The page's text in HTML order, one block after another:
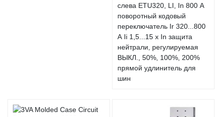
слева ETU320, LI, In 800 А
поворотный кодовый
переключатель Ir 320...800
А Ii 1,5...15 x In защита
нейтрали, регулируемая
ВЫКЛ., 50%, 100%, 200%
прямой удлинитель для
шин